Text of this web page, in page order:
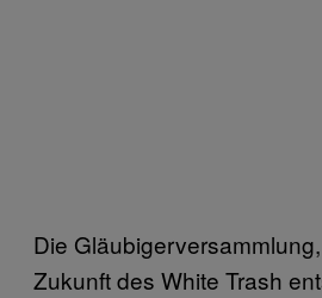
Die
Zukunft des White Trash